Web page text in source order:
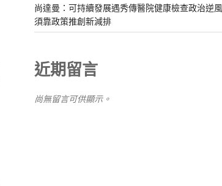
尚達曼：可持續發展遇秀傳醫院健康檢查政治逆風
須靠政策推創新減排
近期留言
尚無留言可供顯示。